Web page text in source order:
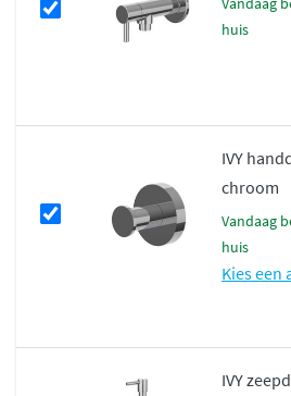
De IVY Bond fonteinkraan is
bediening, terwijl de hoogwaardige
verkleuring en slijtage. Een
jarenlang gebruiksgemak in jouw
huis
IVY
chroom
vandaag besteld, dinsdag in
huis
Kies een
IVY